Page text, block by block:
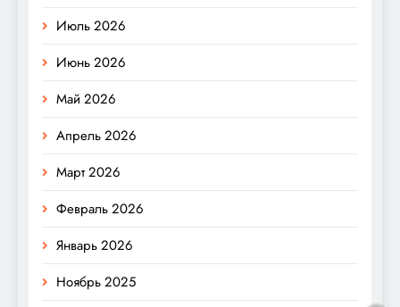
Июль 2026
Июнь 2026
Май 2026
Апрель 2026
Март 2026
Февраль 2026
Январь 2026
Ноябрь 2025